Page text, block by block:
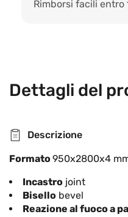
Rimborsi facili entro
Dettagli del
Descrizione
Formato950x2800x4
Incastro joint
Bisello bevel
Reazione al fuoco a